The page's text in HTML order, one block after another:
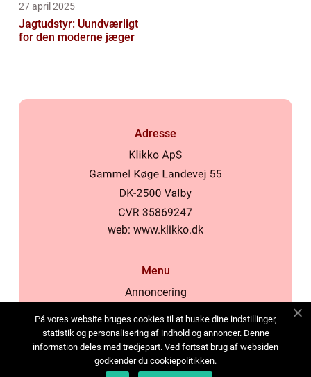
27 april 2025
Jagtudstyr: Uundværligt
for den moderne jæger
Adresse
web: www.klikko.dk
Menu
Annoncering
Cookies
Kontakt os
Sitemap
På vores website bruges cookies til at huske dine indstillinger,
statistik og personalisering af indhold og annoncer. Denne
information deles med tredjepart. Ved fortsat brug af websiden
godkender du cookiepolitikken.